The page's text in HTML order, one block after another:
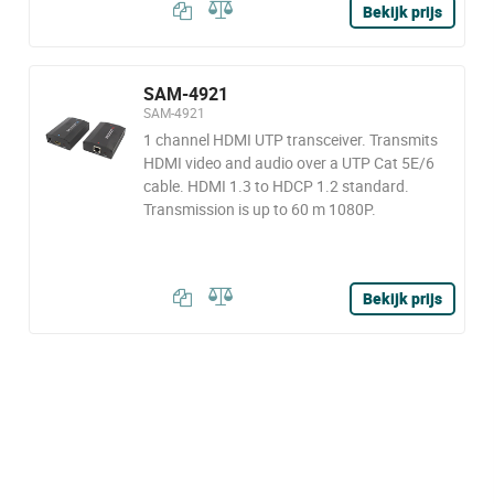
Bekijk prijs
SAM-4921
SAM-4921
1 channel HDMI UTP transceiver. Transmits
HDMI video and audio over a UTP Cat 5E/6
cable. HDMI 1.3 to HDCP 1.2 standard.
Transmission is up to 60 m 1080P.
Bekijk prijs